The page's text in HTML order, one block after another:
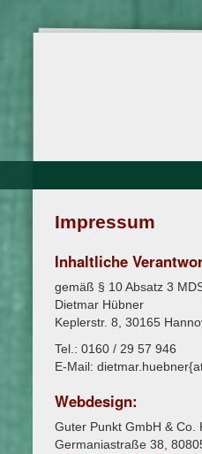
Impressum
Inhaltliche
gemäß § 10 Absatz 3
Dietmar Hübner
Keplerstr. 8, 30165
Tel.: 0160 / 29 57 946
E-Mail:
Webdesign:
Guter Punkt GmbH & Co.
Germaniastraße 38,